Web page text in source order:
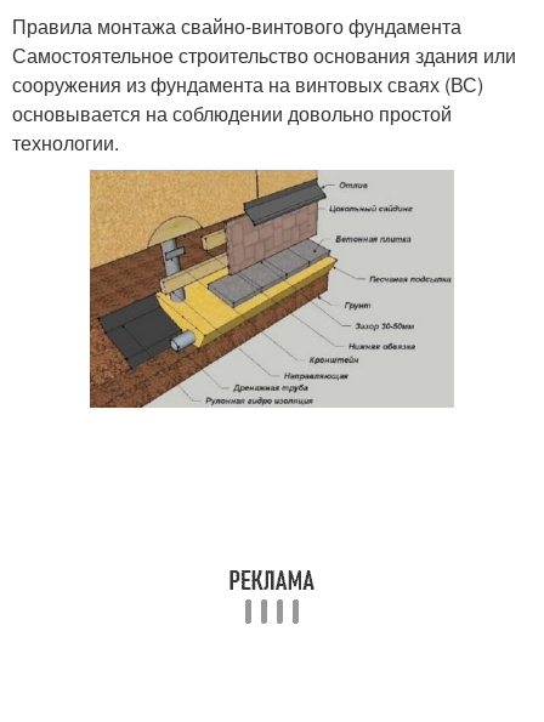
Правила монтажа свайно-винтового фундамента
Самостоятельное строительство основания здания или
сооружения из фундамента на винтовых сваях (ВС)
основывается на соблюдении довольно простой
технологии.